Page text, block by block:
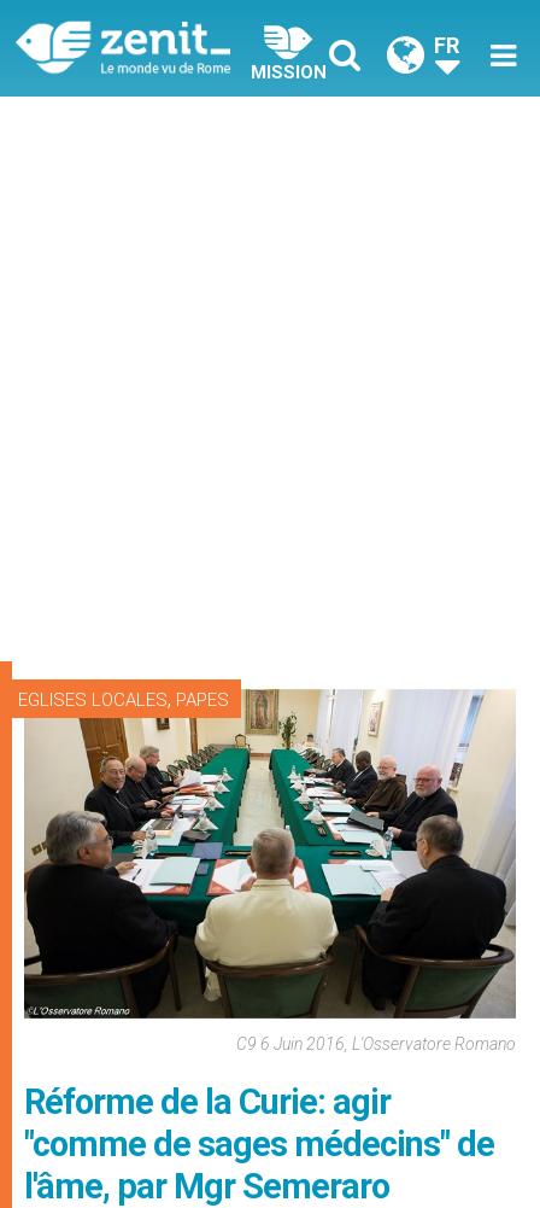
MISSION
FR
EGLISES LOCALES, PAPES
C9 6 Juin 2016, L'Osservatore Romano
Réforme de la Curie: agir
"comme de sages médecins" de
l'âme, par Mgr Semeraro